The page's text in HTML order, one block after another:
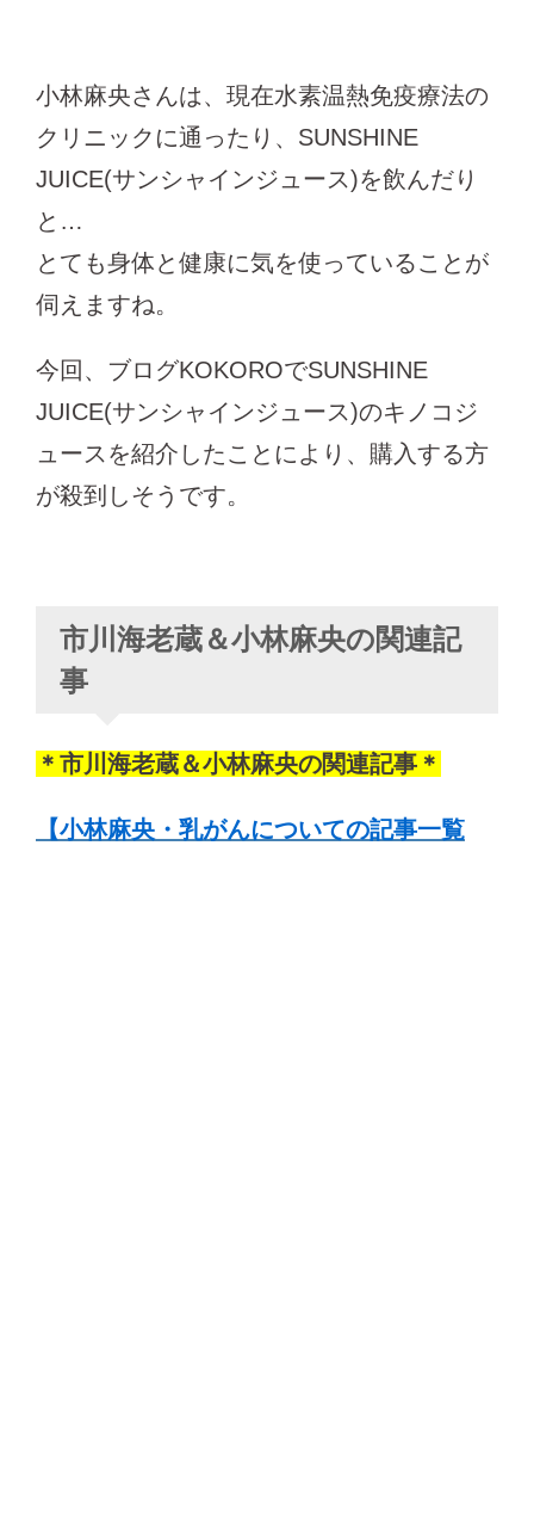
小林麻央さんは、現在水素温熱免疫療法の
クリニックに通ったり、SUNSHINE
JUICE(サンシャインジュース)を飲んだり
と…
とても身体と健康に気を使っていることが
伺えますね。
今回、ブログKOKOROでSUNSHINE
JUICE(サンシャインジュース)のキノコジ
ュースを紹介したことにより、購入する方
が殺到しそうです。
市川海老蔵＆小林麻央の関連記
事
＊市川海老蔵＆小林麻央の関連記事＊
【小林麻央・乳がんについての記事一覧